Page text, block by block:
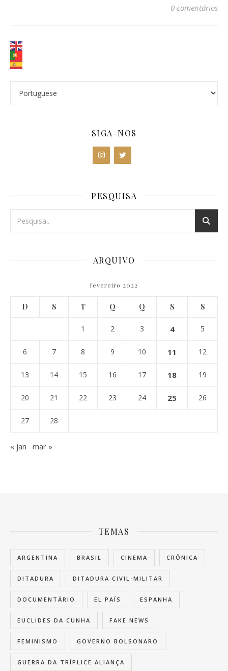
0 comentários
SIGA-NOS
PESQUISA
ARQUIVO
fevereiro 2022
D S T Q Q S S
1 2 3 4 5
6 7 8 9 10 11 12
13 14 15 16 17 18 19
20 21 22 23 24 25 26
27 28
« jan mar »
TEMAS
ARGENTINA BRASIL CINEMA CRÔNICA
DITADURA DITADURA CIVIL-MILITAR
DOCUMENTÁRIO EL PAÍS ESPANHA
EUCLIDES DA CUNHA FAKE NEWS
FEMINISMO GOVERNO BOLSONARO
GUERRA DA TRÍPLICE ALIANÇA